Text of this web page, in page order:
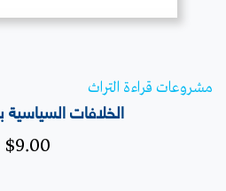
مشروعات قراءة التراث
الخلافات السياسية
$9.00